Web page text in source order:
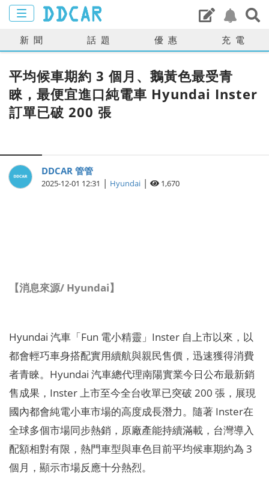
新聞 話題 優惠 充電
平均候車期約 3 個月、鵝黃色最受青
睞，最便宜進口純電車 Hyundai Inster
訂單已破 200 張
DDCAR 管管
2025-12-01 12:31 | Hyundai | 1,670
【消息來源/ Hyundai】
Hyundai 汽車「Fun 電小精靈」Inster 自上市以來，以
都會輕巧車身搭配實用續航與親民售價，迅速獲得消費
者青睞。Hyundai 汽車總代理南陽實業今日公布最新銷
售成果，Inster 上市至今全台收單已突破 200 張，展現
國內都會純電小車市場的高度成長潛力。隨著 Inster在
全球多個市場同步熱銷，原廠產能持續滿載，台灣導入
配額相對有限，熱門車型與車色目前平均候車期約為 3
個月，顯示市場反應十分熱烈。